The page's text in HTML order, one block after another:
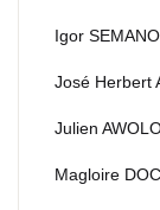
Igor
José Herbert
Julien
Magloire